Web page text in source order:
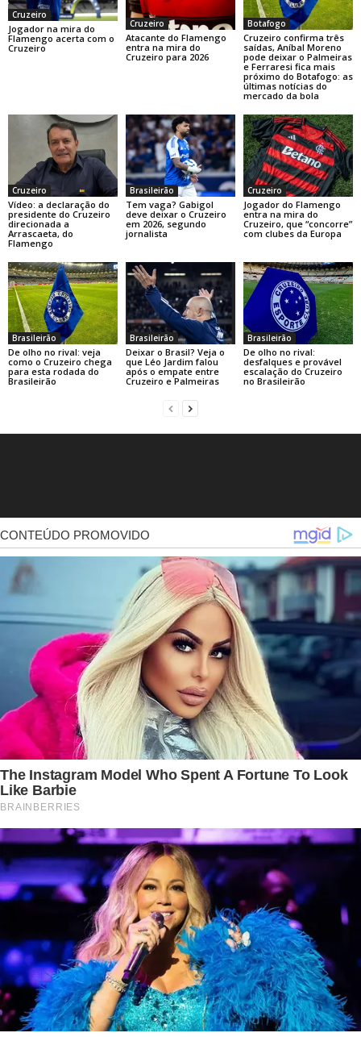
Cruzeiro
Jogador na mira do
Flamengo acerta com o
Cruzeiro
Cruzeiro
Atacante do Flamengo
entra na mira do
Cruzeiro para 2026
Botafogo
Cruzeiro confirma três
saídas, Aníbal Moreno
pode deixar o Palmeiras
e Ferraresi fica mais
próximo do Botafogo: as
últimas notícias do
mercado da bola
Cruzeiro
Vídeo: a declaração do
presidente do Cruzeiro
direcionada a
Arrascaeta, do
Flamengo
Brasileirão
Tem vaga? Gabigol
deve deixar o Cruzeiro
em 2026, segundo
jornalista
Cruzeiro
Jogador do Flamengo
entra na mira do
Cruzeiro, que “concorre”
com clubes da Europa
Brasileirão
De olho no rival: veja
como o Cruzeiro chega
para esta rodada do
Brasileirão
Brasileirão
Deixar o Brasil? Veja o
que Léo Jardim falou
após o empate entre
Cruzeiro e Palmeiras
Brasileirão
De olho no rival:
desfalques e provável
escalação do Cruzeiro
no Brasileirão